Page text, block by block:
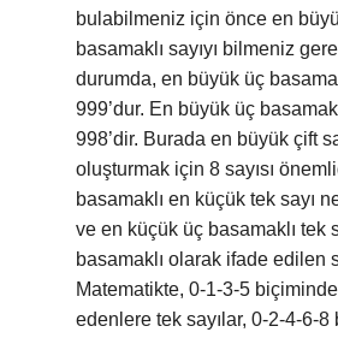
bulabilmeniz için önce en
basamaklı sayıyı bilmeniz
durumda, en büyük üç
999’dur. En büyük üç
998’dir. Burada en büyük çift
oluşturmak için 8 sayısı
basamaklı en küçük tek sayı
ve en küçük üç basamaklı tek
basamaklı olarak ifade edilen
Matematikte, 0-1-3-5
edenlere tek sayılar, 0-2-4-6-8